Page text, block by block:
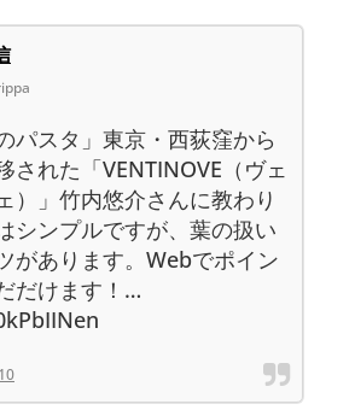
パスタ」東京・西荻窪から
された「VENTINOVE（ヴェ
）」竹内悠介さんに教わり
シンプルですが、葉の扱い
があります。Webでポイン
だけます！…